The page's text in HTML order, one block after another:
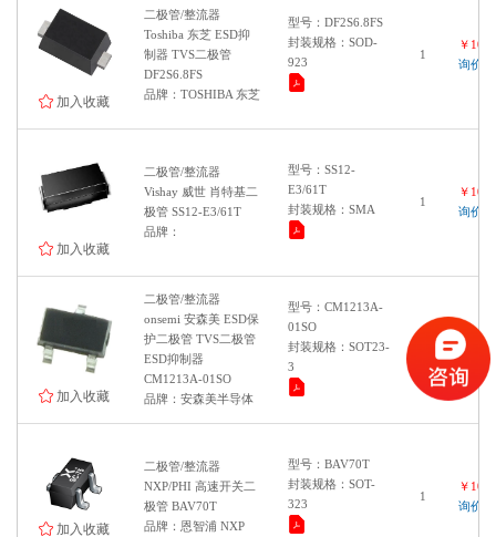
加入收藏
二极管/整流器
Toshiba 东芝 ESD抑
制器 TVS二极管
DF2S6.8FS
品牌：TOSHIBA 东芝
型号：DF2S6.8FS
封装规格：SOD-
923
1
￥
询价
加入收藏
二极管/整流器
Vishay 威世 肖特基二
极管 SS12-E3/61T
品牌：
型号：SS12-
E3/61T
封装规格：SMA
1
￥
询价
加入收藏
二极管/整流器
onsemi 安森美 ESD保
护二极管 TVS二极管
ESD抑制器
CM1213A-01SO
品牌：安森美半导体
型号：CM1213A-
01SO
封装规格：SOT23-
3
￥
询价
加入收藏
二极管/整流器
NXP/PHI 高速开关二
极管 BAV70T
品牌：恩智浦 NXP
型号：BAV70T
封装规格：SOT-
323
1
￥
询价